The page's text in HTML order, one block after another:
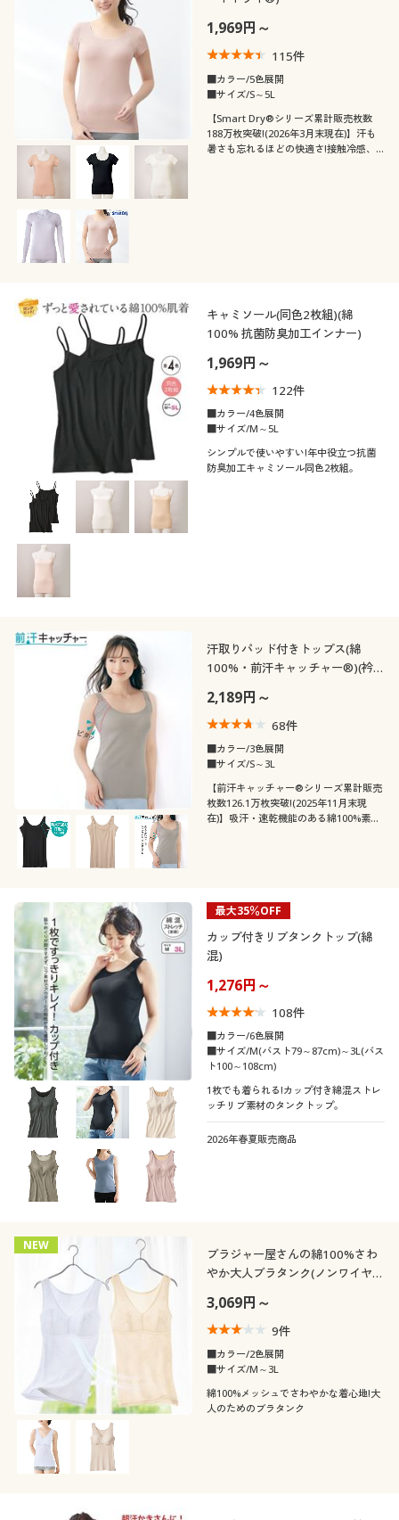
1,969円～
115件
■カラー/5色展開
■サイズ/S～5L
【Smart Dry®シリーズ累計販売枚数
188万枚突破!(2026年3月末現在)】汗も
暑さも忘れるほどの快適さ!接触冷感、
キャミソール(同色2枚組)(綿
100% 抗菌防臭加工インナー)
1,969円～
122件
■カラー/4色展開
■サイズ/M～5L
シンプルで使いやすい!年中役立つ抗菌
防臭加工キャミソール同色2枚組。
汗取りパッド付きトップス(綿
100%・前汗キャッチャー®)(衿
2,189円～
68件
■カラー/3色展開
■サイズ/S～3L
【前汗キャッチャー®シリーズ累計販売
枚数126.1万枚突破!(2025年11月末現
在)】吸汗・速乾機能のある綿100%素材
最大35％OFF
カップ付きリブタンクトップ(綿
混)
1,276円～
108件
■カラー/6色展開
■サイズ/M(バスト79～87cm)～3L(バス
ト100～108cm)
1枚でも着られる!カップ付き綿混ストレ
ッチリブ素材のタンクトップ。
2026年春夏販売商品
NEW
ブラジャー屋さんの綿100%さわ
やか大人ブラタンク(ノンワイヤ
3,069円～
9件
■カラー/2色展開
■サイズ/M～3L
綿100%メッシュでさわやかな着心地!大
人のためのブラタンク